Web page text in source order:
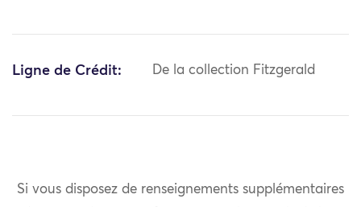
Ligne de Crédit: De la collection Fitzgerald
Si vous disposez de renseignements supplémentaires